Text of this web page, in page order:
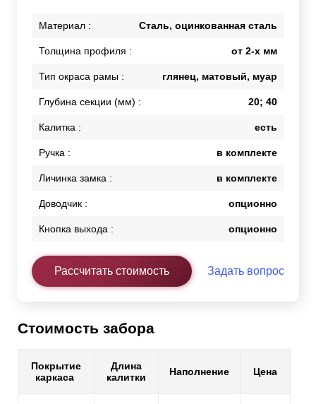
Материал : Сталь, оцинкованная сталь
Толщина профиля : от 2-х мм
Тип окраса рамы : глянец, матовый, муар
Глубина секции (мм) : 20; 40
Калитка : есть
Ручка : в комплекте
Личинка замка : в комплекте
Доводчик : опционно
Кнопка выхода : опционно
Рассчитать стоимость Задать вопрос
Стоимость забора
Покрытие
каркаса
Длина
калитки
Наполнение Цена